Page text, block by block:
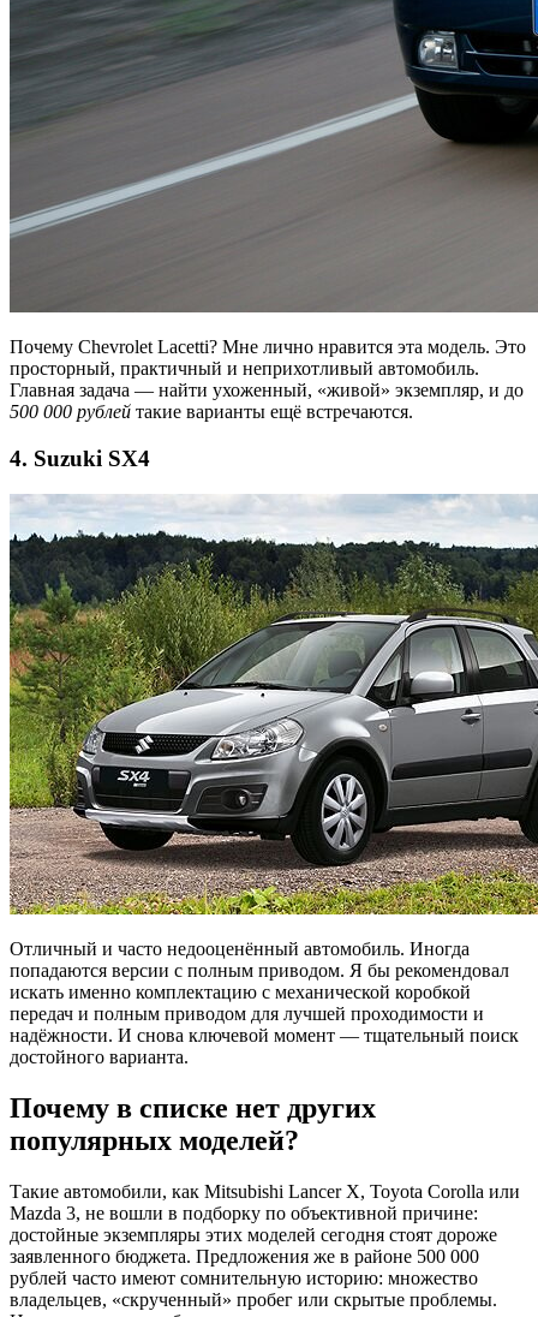
Почему Chevrolet Lacetti? Мне лично нравится эта модель. Это
просторный, практичный и неприхотливый автомобиль.
Главная задача — найти ухоженный, «живой» экземпляр, и до
500 000 рублей такие варианты ещё встречаются.
4. Suzuki SX4
Отличный и часто недооценённый автомобиль. Иногда
попадаются версии с полным приводом. Я бы рекомендовал
искать именно комплектацию с механической коробкой
передач и полным приводом для лучшей проходимости и
надёжности. И снова ключевой момент — тщательный поиск
достойного варианта.
Почему в списке нет других
популярных моделей?
Такие автомобили, как Mitsubishi Lancer X, Toyota Corolla или
Mazda 3, не вошли в подборку по объективной причине:
достойные экземпляры этих моделей сегодня стоят дороже
заявленного бюджета. Предложения же в районе 500 000
рублей часто имеют сомнительную историю: множество
владельцев, «скрученный» пробег или скрытые проблемы.